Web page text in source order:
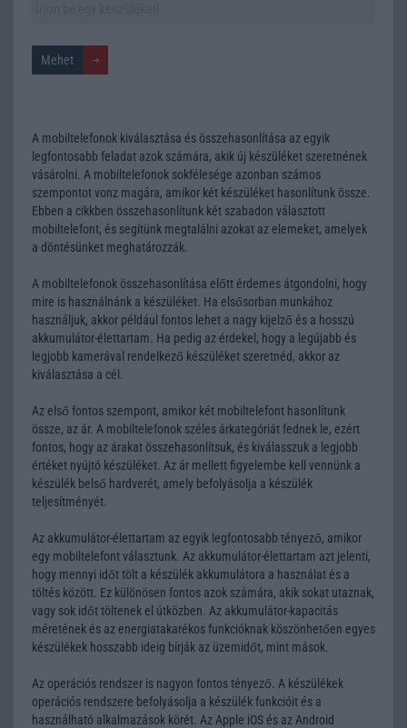
A mobiltelefonok kiválasztása és összehasonlítása az egyik
legfontosabb feladat azok számára, akik új készüléket szeretnének
vásárolni. A mobiltelefonok sokfélesége azonban számos
szempontot vonz magára, amikor két készüléket hasonlítunk össze.
Ebben a cikkben összehasonlítunk két szabadon választott
mobiltelefont, és segítünk megtalálni azokat az elemeket, amelyek
a döntésünket meghatározzák.
A mobiltelefonok összehasonlítása előtt érdemes átgondolni, hogy
mire is használnánk a készüléket. Ha elsősorban munkához
használjuk, akkor például fontos lehet a nagy kijelző és a hosszú
akkumulátor-élettartam. Ha pedig az érdekel, hogy a legújabb és
legjobb kamerával rendelkező készüléket szeretnéd, akkor az
kiválasztása a cél.
Az első fontos szempont, amikor két mobiltelefont hasonlítunk
össze, az ár. A mobiltelefonok széles árkategóriát fednek le, ezért
fontos, hogy az árakat összehasonlítsuk, és kiválasszuk a legjobb
értéket nyújtó készüléket. Az ár mellett figyelembe kell vennünk a
készülék belső hardverét, amely befolyásolja a készülék
teljesítményét.
Az akkumulátor-élettartam az egyik legfontosabb tényező, amikor
egy mobiltelefont választunk. Az akkumulátor-élettartam azt jelenti,
hogy mennyi időt tölt a készülék akkumulátora a használat és a
töltés között. Ez különösen fontos azok számára, akik sokat utaznak,
vagy sok időt töltenek el útközben. Az akkumulátor-kapacitás
méretének és az energiatakarékos funkcióknak köszönhetően egyes
készülékek hosszabb ideig bírják az üzemidőt, mint mások.
Az operációs rendszer is nagyon fontos tényező. A készülékek
operációs rendszere befolyásolja a készülék funkcióit és a
használható alkalmazások körét. Az Apple iOS és az Android